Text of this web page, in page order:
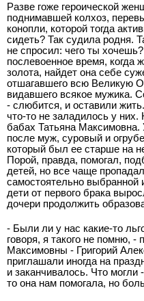
Разве гоже героической
поднимавшей колхоз,
конопли, которой тогда
сидеть? Так судила родня.
не спросил: чего ты
послевоенное время, когда
золота, найдет она себе
отшагавшего всю Великую
видавшего всякое мужика.
- слюбится, и оставили
что-то не заладилось у
бабах Татьяна Максимовна.
после муж, суровый и
который был ее старше на
Порой, правда, помогал,
детей, но все чаще
самостоятельно выбранной
дети от первого брака
дочери продолжить
- Были ли у нас какие-то
говоря, я такого не помню, -
Максимовны - Григорий
приглашали иногда на
и заканчивалось. Что
то она нам помогала, но